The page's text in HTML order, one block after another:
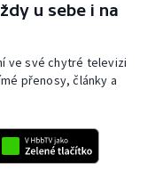
u sebe i na
ve své chytré televizi
přenosy, články a